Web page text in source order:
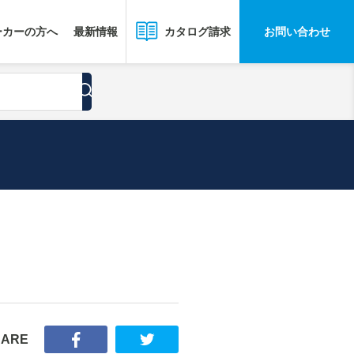
ーの方へ 最新情報 カタログ請求 お問い合わせ